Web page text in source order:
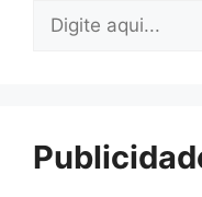
Pesquisar